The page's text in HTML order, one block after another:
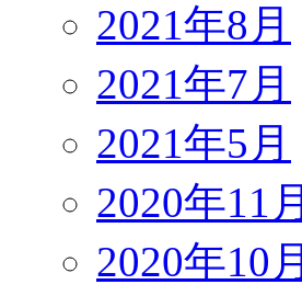
2021年8月
2021年7月
2021年5月
2020年11月
2020年10月